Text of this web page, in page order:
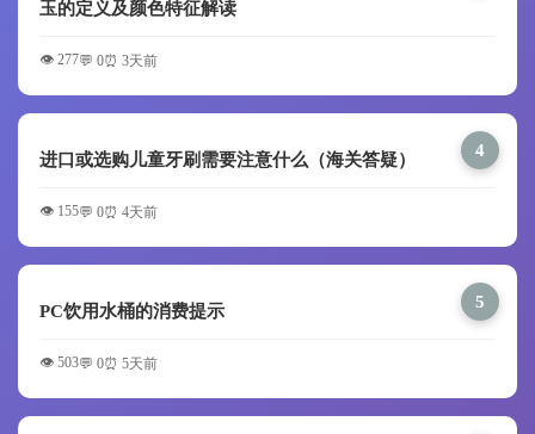
玉的定义及颜色特征解读
👁️ 277💬 0⏰ 3天前
4
进口或选购儿童牙刷需要注意什么（海关答疑）
👁️ 155💬 0⏰ 4天前
5
PC饮用水桶的消费提示
👁️ 503💬 0⏰ 5天前